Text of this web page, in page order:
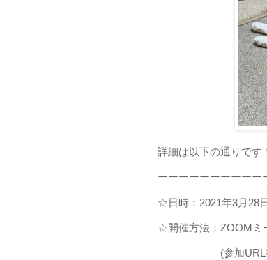
詳細は以下の通りです
ーーーーーーーーーー
☆日時：2021年3月28
☆開催方法：ZOOMミ
(参加URL等はか